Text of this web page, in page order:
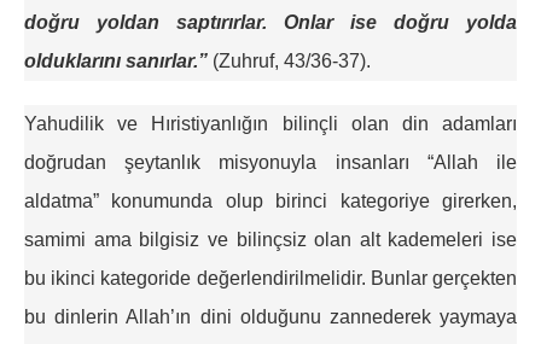
doğru yoldan saptırırlar. Onlar ise doğru yolda
olduklarını sanırlar.” (Zuhruf, 43/36-37).
Yahudilik ve Hıristiyanlığın bilinçli olan din adamları
doğrudan şeytanlık misyonuyla insanları “Allah ile
aldatma” konumunda olup birinci kategoriye girerken,
samimi ama bilgisiz ve bilinçsiz olan alt kademeleri ise
bu ikinci kategoride değerlendirilmelidir. Bunlar gerçekten
bu dinlerin Allah’ın dini olduğunu zannederek yaymaya